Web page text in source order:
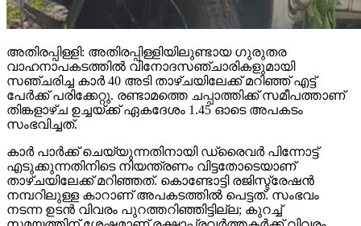
അതിരപ്പിള്ളി: അതിരപ്പിള്ളിയിലുണ്ടായ ഗുരുതര
വാഹനാപകടത്തില്‍ വിനോദസഞ്ചാരികളുമായി
സഞ്ചരിച്ച കാര്‍ 40 അടി താഴ്ചയിലേക്ക് മറിഞ്ഞ് എട്ട്
പേര്‍ക്ക് പരിക്കേറ്റു. രണ്ടാമത്തെ ചപ്പാത്തിക്ക് സമീപത്താണ്
തിങ്കളാഴ്ച ഉച്ചയ്ക്ക് ഏകദേശം 1.45 ഓടെ അപകടം
സംഭവിച്ചത്.
കാര്‍ പാര്‍ക്ക് ചെയ്യുന്നതിനായി ഡ്രൈവര്‍ പിന്നോട്ട്
എടുക്കുന്നതിനിടെ നിയന്ത്രണം വിട്ടതോടെയാണ്
താഴ്ചയിലേക്ക് മറിഞ്ഞത്. കൊണ്ടോട്ടി രജിസ്ട്രേഷന്‍
നമ്പറിലുള്ള കാറാണ് അപകടത്തില്‍ പെട്ടത്. സംഭവം
നടന്ന ഉടന്‍ വിവരം പുറത്തറിഞ്ഞിട്ടില്ല; കുറച്ച്